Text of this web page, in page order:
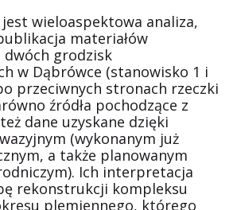
wieloaspektowa analiza,
materiałów
dwóch grodzisk
w Dąbrówce (stanowisko 1 i
przeciwnych stronach rzeczki
źródła pochodzące z
dane uzyskane dzięki
(wykonanym już
a także planowanym
Ich interpretacja
rekonstrukcji kompleksu
plemiennego, którego